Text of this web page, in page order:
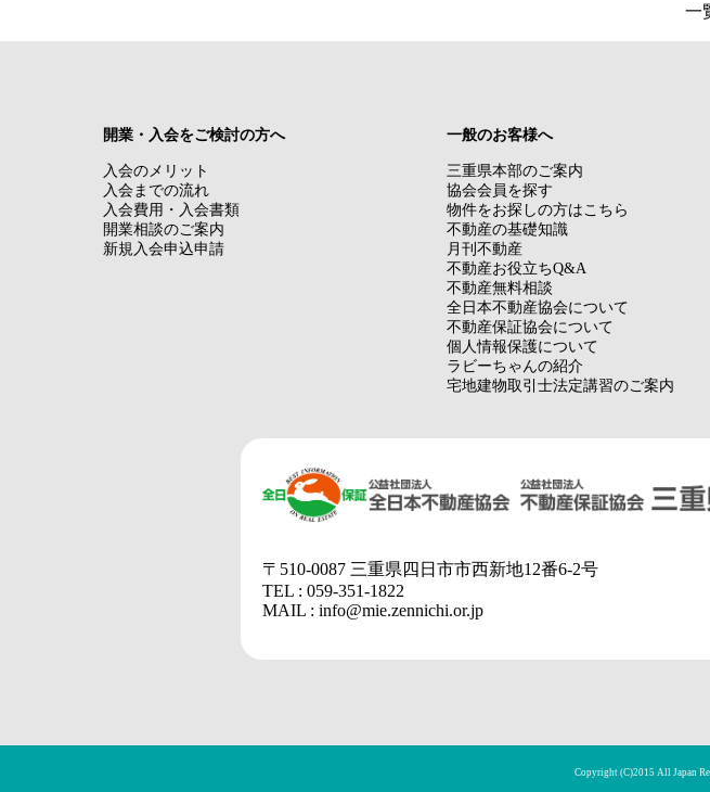
一
開業・入会をご検討の方へ
入会のメリット
入会までの流れ
入会費用・入会書類
開業相談のご案内
新規入会申込申請
一般のお客様へ
三重県本部のご案内
協会会員を探す
物件をお探しの方はこちら
不動産の基礎知識
月刊不動産
不動産お役立ちQ&A
不動産無料相談
全日本不動産協会について
不動産保証協会について
個人情報保護について
ラビーちゃんの紹介
宅地建物取引士法定講習のご案内
〒510-0087 三重県四日市市西新地12番6-2号
TEL : 059-351-1822
MAIL : info@mie.zennichi.or.jp
Copyright (C)2015 All Japan